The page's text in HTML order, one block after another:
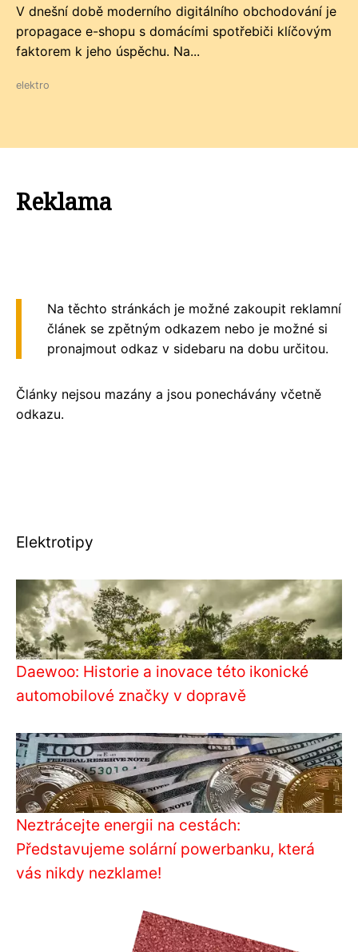
V dnešní době moderního digitálního obchodování je
propagace e-shopu s domácími spotřebiči klíčovým
faktorem k jeho úspěchu. Na...
elektro
Reklama
Na těchto stránkách je možné zakoupit reklamní
článek se zpětným odkazem nebo je možné si
pronajmout odkaz v sidebaru na dobu určitou.
Články nejsou mazány a jsou ponechávány včetně
odkazu.
Elektrotipy
Daewoo: Historie a inovace této ikonické
automobilové značky v dopravě
Neztrácejte energii na cestách:
Představujeme solární powerbanku, která
vás nikdy nezklame!